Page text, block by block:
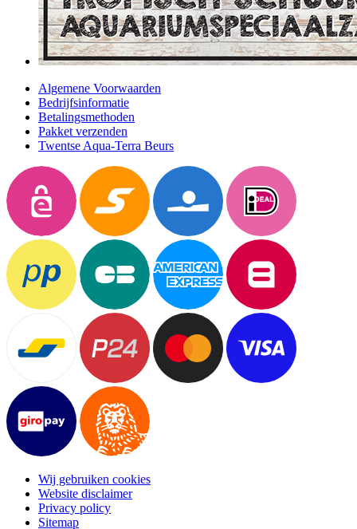
Algemene Voorwaarden
Bedrijfsinformatie
Betalingsmethoden
Pakket verzenden
Twentse Aqua-Terra Beurs
Wij gebruiken cookies
Website disclaimer
Privacy policy
Sitemap